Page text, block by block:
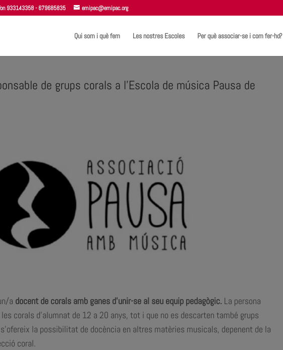
933143358 - 679685835 emipac@emipac.org
Qui som i què fem Les nostres Escoles Per què associar-se i com fer-ho?
de grups corals a l’Escola de música Pausa de
a docent de corals amb ganes d’unir-se al seu equip pedagògic. La persona
corals d’alumnat de 12 a 20 anys, tot i que no es descarten també grups
la possibilitat de docència en altres matèries musicals, depenent de la
coral.